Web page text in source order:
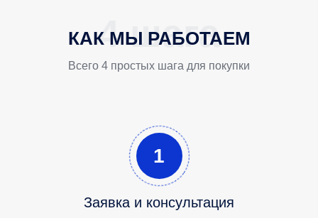
КАК МЫ РАБОТАЕМ
Всего 4 простых шага для покупки
1
Заявка и консультация